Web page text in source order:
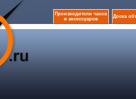
Производители часов
и аксессуаров
Доска